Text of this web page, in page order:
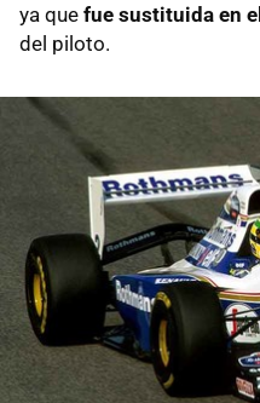
ya que fue sustituida en
del piloto.